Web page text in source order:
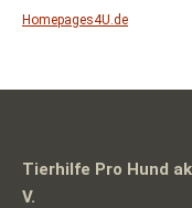
Homepages4U.de
Tierhilfe Pro Hund
V.